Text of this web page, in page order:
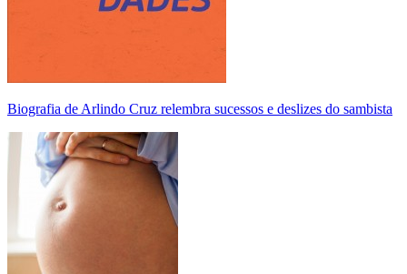
Biografia de Arlindo Cruz relembra sucessos e deslizes do sambista